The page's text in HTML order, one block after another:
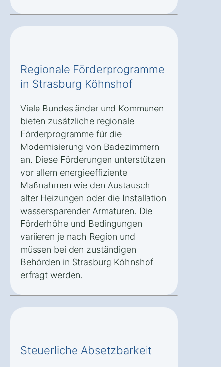
Regionale Förderprogramme
in Strasburg Köhnshof
Viele Bundesländer und Kommunen
bieten zusätzliche regionale
Förderprogramme für die
Modernisierung von Badezimmern
an. Diese Förderungen unterstützen
vor allem energieeffiziente
Maßnahmen wie den Austausch
alter Heizungen oder die Installation
wassersparender Armaturen. Die
Förderhöhe und Bedingungen
variieren je nach Region und
müssen bei den zuständigen
Behörden in Strasburg Köhnshof
erfragt werden.
Steuerliche Absetzbarkeit